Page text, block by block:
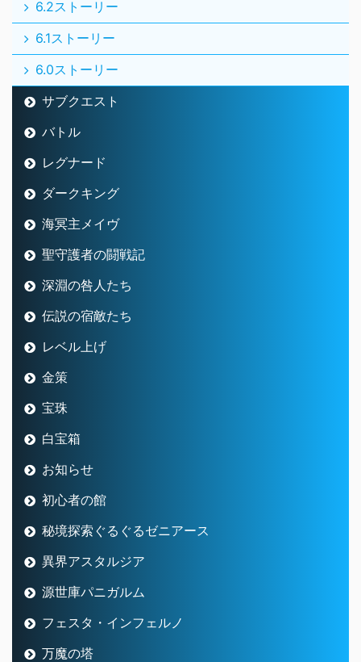
6.2ストーリー
6.1ストーリー
6.0ストーリー
サブクエスト
バトル
レグナード
ダークキング
海冥主メイヴ
聖守護者の闘戦記
深淵の咎人たち
伝説の宿敵たち
レベル上げ
金策
宝珠
白宝箱
お知らせ
初心者の館
秘境探索ぐるぐるゼニアース
異界アスタルジア
源世庫パニガルム
フェスタ・インフェルノ
万魔の塔